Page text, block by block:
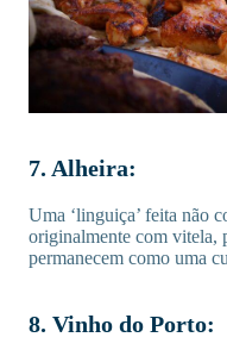
7. Alheira:
Uma ‘linguiça’ feita não
originalmente com vitela,
permanecem como uma
8. Vinho do Porto: